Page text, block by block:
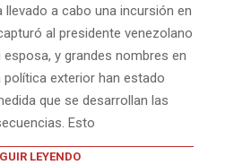
llevado a cabo una incursión en
al presidente venezolano
y grandes nombres en
exterior han estado
que se desarrollan las
Esto
LEYENDO